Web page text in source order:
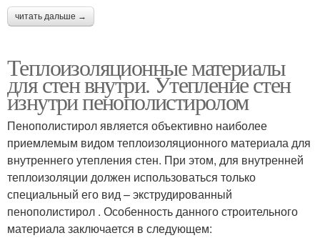
читать дальше →
Теплоизоляционные материалы
для стен внутри. Утепление стен
изнутри пенополистиролом
Пенополистирол является объективно наиболее
приемлемым видом теплоизоляционного материала для
внутреннего утепления стен. При этом, для внутренней
теплоизоляции должен использоваться только
специальный его вид – экструдированный
пенополистирол . Особенность данного строительного
материала заключается в следующем: